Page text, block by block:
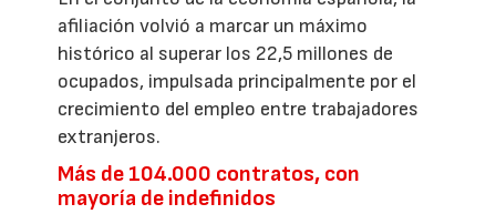
afiliación volvió a marcar un máximo
histórico al superar los 22,5 millones de
ocupados, impulsada principalmente por el
crecimiento del empleo entre trabajadores
extranjeros.
Más de 104.000 contratos, con
mayoría de indefinidos